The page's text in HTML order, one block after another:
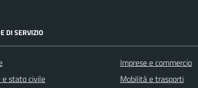
DI SERVIZIO
e stato civile
Imprese e commercio
Mobilità e trasporti